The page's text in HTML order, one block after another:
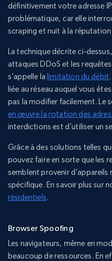
définitivement votre adresse
problématique, car elle
scraping et nuit à la réputation
La technique décrite ci-
attaques DDoS et les
s’appelle lalimitation du débit
liée au réseau auquel vous
pas la modifier facilement. Le
en œuvre la rotation des
interdictions est d’utiliser un
Grâce à des solutions telles
pouvez faire en sorte que les
semblent provenir d’appareils
spécifique. En savoir plus sur
résidentiels.
Browser Spoofing
Les navigateurs, même en
beaucoup de ressources. En